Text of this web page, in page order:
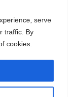
serve
traffic. By
cookies.